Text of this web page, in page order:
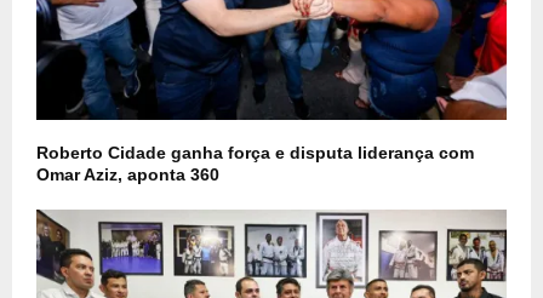
Roberto Cidade ganha força e disputa liderança com
Omar Aziz, aponta 360